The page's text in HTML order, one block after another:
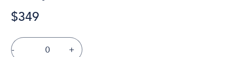
$349
- +